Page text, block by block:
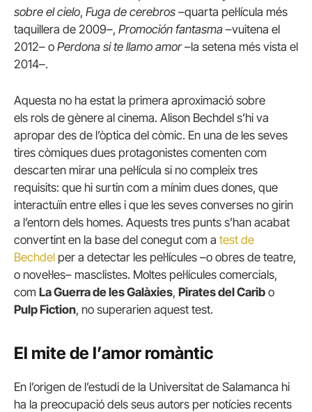
sobre el cielo, Fuga de cerebros –quarta pel·lícula més
taquillera de 2009–, Promoción fantasma –vuitena el
2012– o Perdona si te llamo amor–la setena més vista el
2014–.
Aquesta no ha estat la primera aproximació sobre
els rols de gènere al cinema. Alison Bechdel s’hi va
apropar des de l’òptica del còmic. En una de les seves
tires còmiques dues protagonistes comenten com
descarten mirar una pel·lícula si no compleix tres
requisits: que hi surtin com a mínim dues dones, que
interactuïn entre elles i que les seves converses no girin
a l’entorn dels homes. Aquests tres punts s’han acabat
convertint en la base del conegut com a test de
Bechdel per a detectar les pel·lícules –o obres de teatre,
o novel·les– masclistes. Moltes pel·lícules comercials,
com La Guerra de les Galàxies, Pirates del Carib o
Pulp Fiction, no superarien aquest test.
El mite de l’amor romàntic
En l’origen de l’estudi de la Universitat de Salamanca hi
ha la preocupació dels seus autors per notícies recents